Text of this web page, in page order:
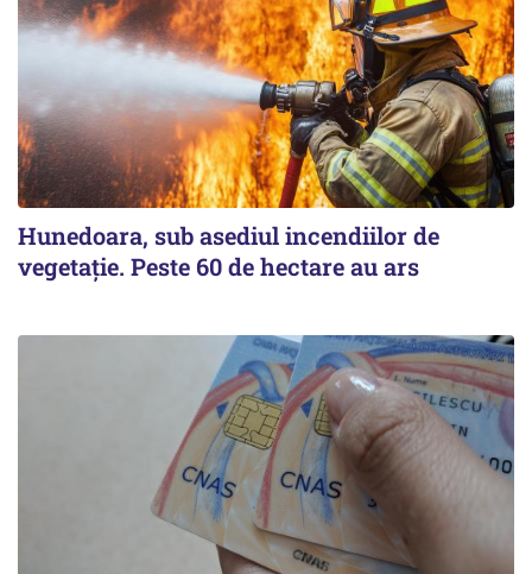
Hunedoara, sub asediul incendiilor de
vegetație. Peste 60 de hectare au ars